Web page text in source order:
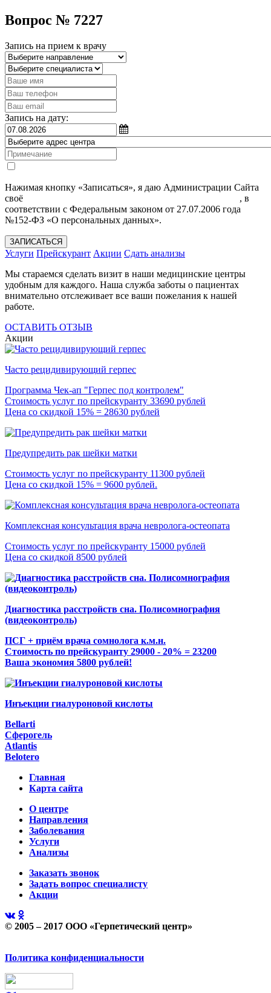
Вопрос № 7227
Запись на прием к врачу
Запись на дату:
Нажимая кнопку «Записаться», я даю Администрации Сайта
своё
, в
соответствии с Федеральным законом от 27.07.2006 года
№152-ФЗ «О персональных данных».
ЗАПИСАТЬСЯ
Услуги Прейскурант Акции Сдать анализы
Мы стараемся сделать визит в наши медицинские центры
удобным для каждого. Наша служба заботы о пациентах
внимательно отслеживает все ваши пожелания к нашей
работе.
ОСТАВИТЬ ОТЗЫВ
Акции
Часто рецидивирующий герпес
Программа Чек-ап "Герпес под контролем"
Стоимость услуг по прейскуранту 33690 рублей
Цена со скидкой 15% = 28630 рублей
Предупредить рак шейки матки
Стоимость услуг по прейскуранту 11300 рублей
Цена со скидкой 15% = 9600 рублей.
Комплексная консультация врача невролога-остеопата
Стоимость услуг по прейскуранту 15000 рублей
Цена со скидкой 8500 рублей
Диагностика расстройств сна. Полисомнография
(видеоконтроль)
ПСГ + приём врача сомнолога к.м.н.
Стоимость по прейскуранту 29000 - 20% = 23200
Ваша экономия 5800 рублей!
Инъекции гиалуроновой кислоты
Bellarti
Сферогель
Atlantis
Belotero
Главная
Карта сайта
О центре
Направления
Заболевания
Услуги
Анализы
Заказать звонок
Задать вопрос специалисту
Акции
© 2005 – 2017 ООО «Герпетический центр»
Политика конфиденциальности